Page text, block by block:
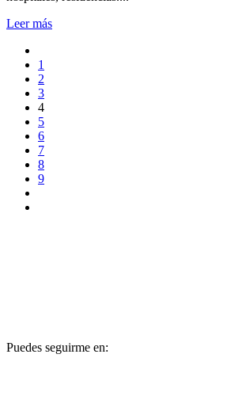
Leer más
1
2
3
4
5
6
7
8
9
Puedes seguirme en: